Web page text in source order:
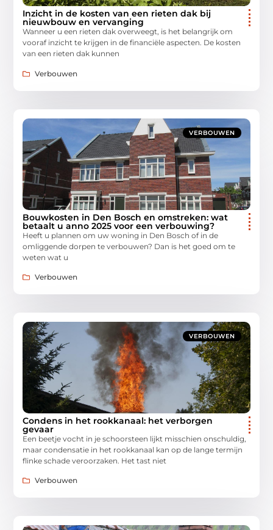
Inzicht in de kosten van een rieten dak bij
nieuwbouw en vervanging
Wanneer u een rieten dak overweegt, is het belangrijk om
vooraf inzicht te krijgen in de financiële aspecten. De kosten
van een rieten dak kunnen
Verbouwen
VERBOUWEN
Bouwkosten in Den Bosch en omstreken: wat
betaalt u anno 2025 voor een verbouwing?
Heeft u plannen om uw woning in Den Bosch of in de
omliggende dorpen te verbouwen? Dan is het goed om te
weten wat u
Verbouwen
VERBOUWEN
Condens in het rookkanaal: het verborgen
gevaar
Een beetje vocht in je schoorsteen lijkt misschien onschuldig,
maar condensatie in het rookkanaal kan op de lange termijn
flinke schade veroorzaken. Het tast niet
Verbouwen